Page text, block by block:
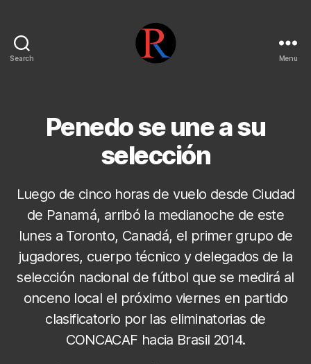
Search Menu
Penedo se une a su
selección
Luego de cinco horas de vuelo desde Ciudad
de Panamá, arribó la medianoche de este
lunes a Toronto, Canadá, el primer grupo de
jugadores, cuerpo técnico y delegados de la
selección nacional de fútbol que se medirá al
onceno local el próximo viernes en partido
clasificatorio por las eliminatorias de
CONCACAF hacia Brasil 2014.